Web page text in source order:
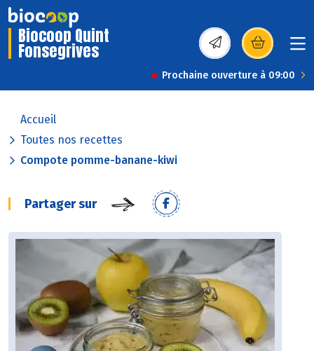
Biocoop Quint
Fonsegrives (s’ouvre dans une
Prochaine ouverture à 09:00
Accueil
Toutes nos recettes
Compote pomme-banane-kiwi
Partager sur